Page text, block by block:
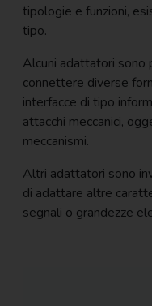
tipologie e funzioni,
tipo.
Alcuni adattatori
connettere diverse
interfacce di tipo
attacchi meccanici,
meccanismi.
Altri adattatori sono
di adattare altre
segnali o grandezze